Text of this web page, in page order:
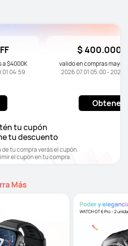
a $4000K
04:59
$ 400.000
valido en compras
2026.07.01 05:00 -
Obtener
tu cupón
tu descuento
de tu compra verás el cupón.
el cupón en tu compra.
Más